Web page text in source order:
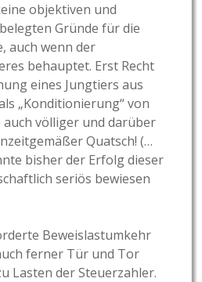
objektiven und
Gründe für die
auch wenn der
behauptet. Erst Recht
eines Jungtiers aus
„Konditionierung“ von
auch völliger und darüber
Quatsch! (…
bisher der Erfolg dieser
seriös bewiesen
Beweislastumkehr
ferner Tür und Tor
Lasten der Steuerzahler.